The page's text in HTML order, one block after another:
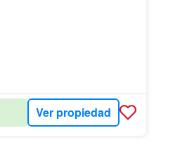
Ver propiedad